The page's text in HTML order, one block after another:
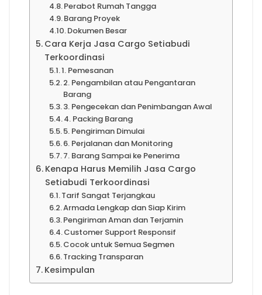
Perabot Rumah Tangga
Barang Proyek
Dokumen Besar
Cara Kerja Jasa Cargo Setiabudi
Terkoordinasi
1. Pemesanan
2. Pengambilan atau Pengantaran
Barang
3. Pengecekan dan Penimbangan Awal
4. Packing Barang
5. Pengiriman Dimulai
6. Perjalanan dan Monitoring
7. Barang Sampai ke Penerima
Kenapa Harus Memilih Jasa Cargo
Setiabudi Terkoordinasi
Tarif Sangat Terjangkau
Armada Lengkap dan Siap Kirim
Pengiriman Aman dan Terjamin
Customer Support Responsif
Cocok untuk Semua Segmen
Tracking Transparan
Kesimpulan